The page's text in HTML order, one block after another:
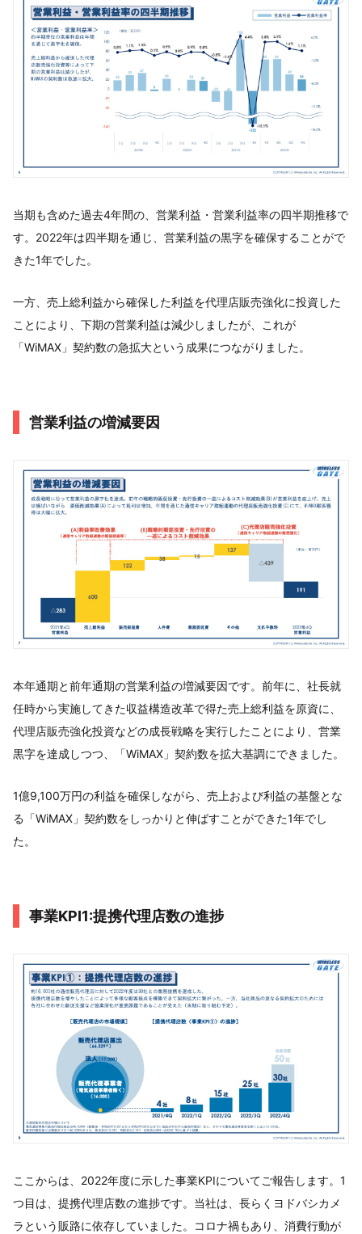
当期も含めた過去4年間の、営業利益・営業利益率の四半期推移で
す。2022年は四半期を通じ、営業利益の黒字を確保することがで
きた1年でした。
一方、売上総利益から確保した利益を代理店販売強化に投資した
ことにより、下期の営業利益は減少しましたが、これが
「WiMAX」契約数の急拡大という成果につながりました。
営業利益の増減要因
本年通期と前年通期の営業利益の増減要因です。前年に、社長就
任時から実施してきた収益構造改革で得た売上総利益を原資に、
代理店販売強化投資などの成長戦略を実行したことにより、営業
黒字を達成しつつ、「WiMAX」契約数を拡大基調にできました。
1億9,100万円の利益を確保しながら、売上および利益の基盤とな
る「WiMAX」契約数をしっかりと伸ばすことができた1年でし
た。
事業KPI1:提携代理店数の進捗
ここからは、2022年度に示した事業KPIについてご報告します。1
つ目は、提携代理店数の進捗です。当社は、長らくヨドバシカメ
ラという販路に依存していました。コロナ禍もあり、消費行動が